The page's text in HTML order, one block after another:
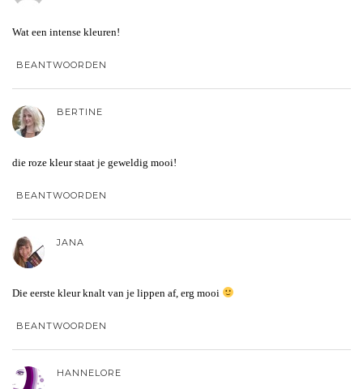
Wat een intense kleuren!
BEANTWOORDEN
BERTINE
die roze kleur staat je geweldig mooi!
BEANTWOORDEN
JANA
Die eerste kleur knalt van je lippen af, erg mooi
BEANTWOORDEN
HANNELORE